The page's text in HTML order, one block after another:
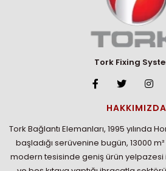
Tork Fixing
HAKKIMIZDA
Tork Bağlantı Elemanları, 1995 yılında
başladığı serüvenine bugün, 13000
modern tesisinde geniş ürün yelpazesi